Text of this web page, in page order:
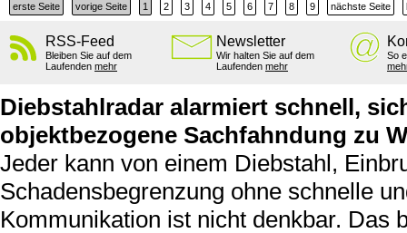
erste Seite vorige Seite 1 2 3 4 5 6 7 8 9 nächste Seite
RSS-Feed
Bleiben Sie auf dem
Laufenden mehr
Newsletter
Wir halten Sie auf dem
Laufenden mehr
So
Diebstahlradar alarmiert schnell,
objektbezogene Sachfahndung zu
Jeder kann von einem Diebstahl,
Schadensbegrenzung ohne schnelle
Kommunikation ist nicht denkbar. Das